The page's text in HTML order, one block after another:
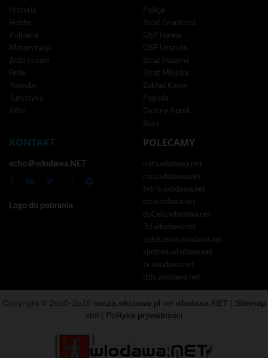
Historia
Hobby
Kulinaria
Motoryzacja
Zrób to sam
Ferie
Youtube
Turystyka
Afisz
Policja
Straż Graniczna
OSP Hanna
OSP Urszulin
Straż Pożarna
Straż Miejska
Zakład Karny
Pogoda
Dyżury Aptek
Busy
KONTAKT
echo＠wlodawa.NET
Logo do pobrania
POLECAMY
nuta.wlodawa.net
rota.wlodawa.net
tetris.wlodawa.net
bb.wlodawa.net
doCelu.wlodawa.net
3d.wlodawa.net
ogloszenia.wlodawa.net
spotted.wlodawa.net
tv.wlodawa.net
dzis.wlodawa.net
Copyright © 2oo0-2o26 nasza.wlodawa.pl vel wlodawa.NET
Sitemap
xml
Polityka prywatności